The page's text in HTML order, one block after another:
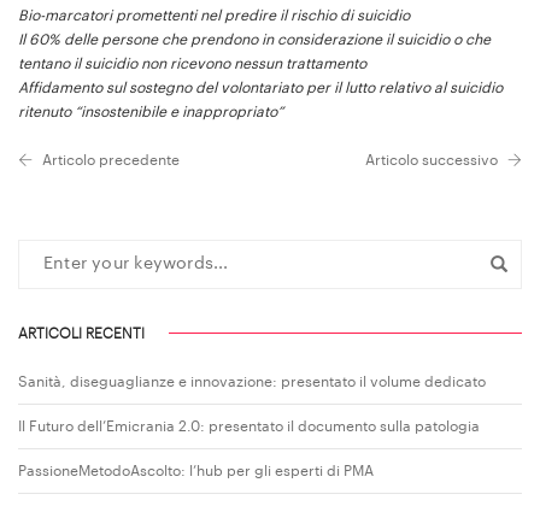
Bio-marcatori promettenti nel predire il rischio di suicidio
Il 60% delle persone che prendono in considerazione il suicidio o che
tentano il suicidio non ricevono nessun trattamento
Affidamento sul sostegno del volontariato per il lutto relativo al suicidio
ritenuto “insostenibile e inappropriato”
Articolo precedente Articolo successivo
ARTICOLI RECENTI
Sanità, diseguaglianze e innovazione: presentato il volume dedicato
Il Futuro dell’Emicrania 2.0: presentato il documento sulla patologia
PassioneMetodoAscolto: l’hub per gli esperti di PMA